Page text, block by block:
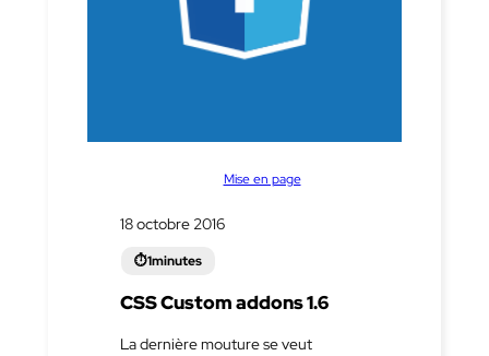
Mise en page
18 octobre 2016
CSS Custom addons 1.6
La dernière mouture se veut